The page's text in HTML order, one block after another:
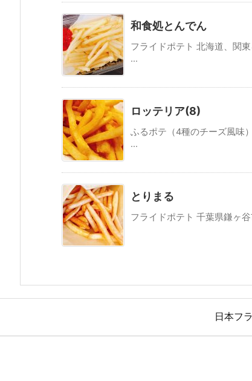
和食処とんでん
フライドポテト 北海道、関
...
ロッテリア(8)
ふるポテ（4種のチーズ風味
...
とりまる
フライドポテト 千葉県鎌ヶ
日本フ